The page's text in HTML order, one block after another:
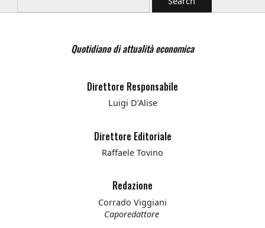
Quotidiano di attualità economica
Direttore Responsabile
Luigi D’Alise
Direttore Editoriale
Raffaele Tovino
Redazione
Corrado Viggiani
Caporedattore